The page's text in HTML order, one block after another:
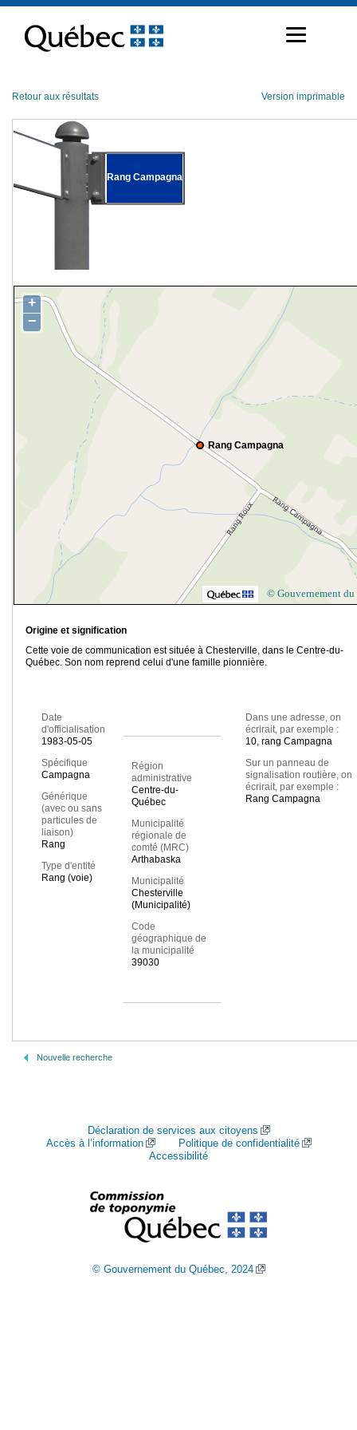
contenu
Retour aux résultats Version imprimable
Rang Campagna
Rang Campagna
+
−
© Gouvernement du
Origine et signification
Cette voie de communication est située à Chesterville, dans le Centre-du-
Québec. Son nom reprend celui d'une famille pionnière.
Date
d'officialisation
1983-05-05
Spécifique
Campagna
Générique
(avec ou sans
particules de
liaison)
Rang
Type d'entité
Rang (voie)
Région
administrative
Centre-du-
Québec
Municipalité
régionale de
comté (MRC)
Arthabaska
Municipalité
Chesterville
(Municipalité)
Code
géographique de
la municipalité
39030
Dans une adresse, on
écrirait, par exemple :
10, rang Campagna
Sur un panneau de
signalisation routière, on
écrirait, par exemple :
Rang Campagna
Nouvelle recherche
Déclaration de services aux citoyens
Accès à l’information
Politique de confidentialité
Accessibilité
© Gouvernement du Québec, 2024